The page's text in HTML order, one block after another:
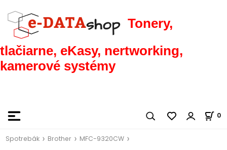
Tonery,
tlačiarne, eKasy, nertworking,
kamerové systémy
0
Spotrebák Brother MFC-9320CW